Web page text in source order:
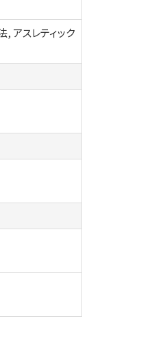
, アスレティック